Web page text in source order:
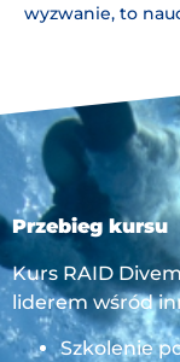
wyzwanie, to
Przebieg kursu
Kurs RAID
liderem wśród
Szkolenie